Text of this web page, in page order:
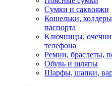
Сумки и саквояжи
Кошельки,
паспорта
Ключницы,
телефона
Ремни, браслеты,
Обувь и шляпы
Шарфы, шапки,